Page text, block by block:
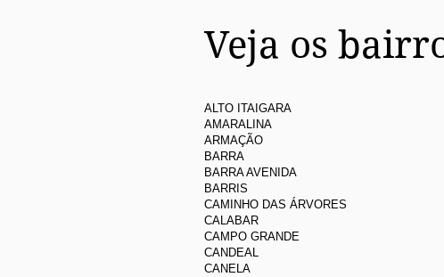
Veja os
ALTO ITAIGARA
AMARALINA
ARMAÇÃO
BARRA
BARRA AVENIDA
BARRIS
CAMINHO DAS ÁRVORES
CALABAR
CAMPO GRANDE
CANDEAL
CANELA